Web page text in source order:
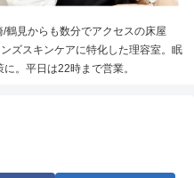
鶴見からも数分でアクセスの床屋
ズスキンケアに特化した理容室。眠
。平日は22時まで営業。